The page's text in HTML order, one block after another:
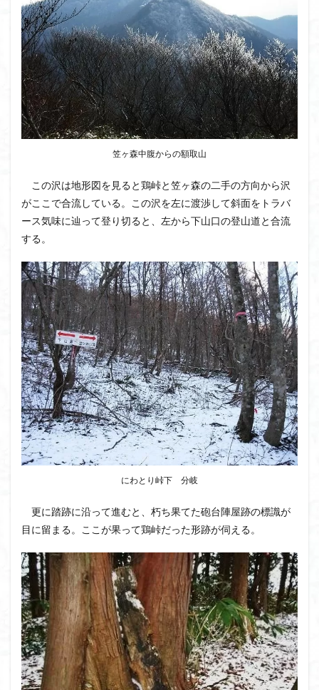
笠ヶ森中腹からの額取山
この沢は地形図を見ると鶏峠と笠ヶ森の二手の方向から沢
がここで合流している。この沢を左に渡渉して斜面をトラバ
ース気味に辿って登り切ると、左から下山口の登山道と合流
する。
にわとり峠下 分岐
更に踏跡に沿って進むと、朽ち果てた砲台陣屋跡の標識が
目に留まる。ここが果って鶏峠だった形跡が伺える。
クアリ峠 ギンリョウソウ
ギンラン
キランソウ
三国山 三峰神社
奥穂高岳
吉見町
堂山 埼玉県 埼玉百名山
埼玉
城山
四津山 四尾連湖 四ノ井神社
噴気
和製マチュビチュ
周助山 吾妻
名峰
台東区
大パノラマ 古峰が原 古墳
単独
千畳敷カール
千体荒神 十文字小屋
夕張
大仁田山
十二坊 天照皇大神宮
奥秩父
奥武蔵
奥日光 奥多摩 奥吉野
奥利根
太田部
太田 天狗山
天然記念物
大峰山脈北部
天栄村
大高取山
大雪山旭岳ロープーウェイ
大野原神社
大谷嶺
大菩薩嶺
大菩薩南部 大草鞋
大楠山
大桁山
大札山 大指山 大平山
大峰沼
十国峠
北海道 三毳山山麓
中信州
人名山
京都府 五百羅漢
二等三角点
二本木峠
事前準備 久慈山地 丹沢
丸山
中津川市
中山
中央アルプスロープウェイ
中央アルプス
両神神社奥社 伊勢
世界遺産
上州 上信越
三角点
三等三角点 三湖
三浦富士
三浦半島最高峰
三浦半島 三浦アルプス
今別町
伊吹山地 北杜市郊外
八溝川湧水群
北日高
北区 北八ヶ岳山麓
北伊豆
北アルプス
前日光 前山
利根
初心者向け
初心者 冬桜 冠ヶ岳
兵庫県
八風山
八海山 伊豆
八国山
八十八か所巡り
八ヶ岳
兜造りの江戸時代後期の民家
兜山 兎藪
偉人